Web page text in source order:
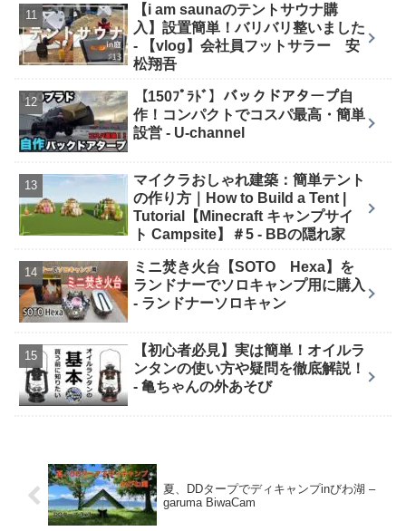
【i am saunaのテントサウナ購
入】設置簡単！バリバリ整いました
- 【vlog】会社員フットサラー 安
松翔吾
【150ﾌﾟﾗﾄﾞ】バックドアタープ自
作！コンパクトでコスパ最高・簡単
設営 - U-channel
マイクラおしゃれ建築：簡単テント
の作り方｜How to Build a Tent |
Tutorial【Minecraft キャンプサイ
ト Campsite】＃5 - BBの隠れ家
ミニ焚き火台【SOTO Hexa】を
ランドナーでソロキャンプ用に購入
- ランドナーソロキャン
【初心者必見】実は簡単！オイルラ
ンタンの使い方や疑問を徹底解説！
- 亀ちゃんの外あそび
夏、DDタープでディキャンプinびわ湖 –
garuma BiwaCam